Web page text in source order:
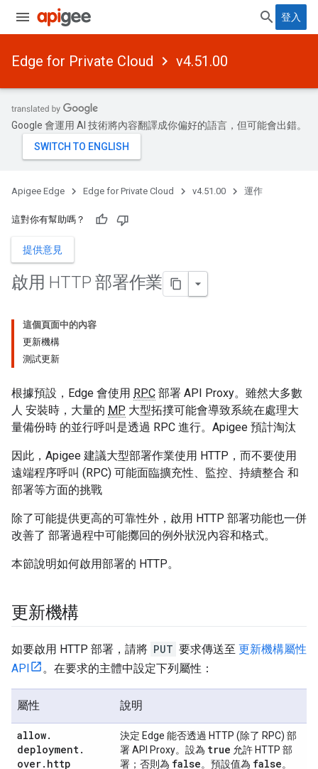
登入
Edge for Private Cloud v4.51.00
Google 會運用 AI 技術將內容翻譯成你偏好的語言，但可能會出錯。
Apigee Edge Edge for Private Cloud v4.51.00 運作
這對你有幫助嗎？
提供意見
啟用 HTTP 部署作業
這個頁面中的內容
更新機構
測試更新
根據預設，Edge 會使用 RPC 部署 API Proxy。雖然大多數
人 安裝時，大量的 MP 大型拓撲可能會導致系統在處理大
量備份時 的並行呼叫是透過 RPC 進行。Apigee 預計淘汰
因此，Apigee 建議大型部署作業使用 HTTP，而不要使用
遠端程序呼叫 (RPC) 可能面臨擴充性、監控、持續整合 和
部署等方面的挑戰
除了可能提供更高的可靠性外，啟用 HTTP 部署功能也一併
改善了 部署過程中可能擲回的例外狀況內容和格式。
本節說明如何啟用部署的 HTTP。
更新機構
如要啟用 HTTP 部署，請將 PUT 要求傳送至 更新機構屬性
API
。在要求的主體中設定下列屬性：
屬性 說明
allow.
deployment.
over. http
決定 Edge 能否透過 HTTP (除了 RPC) 部
署 API Proxy。設為 true 允許 HTTP 部
署；否則為 false。預設值為 false。